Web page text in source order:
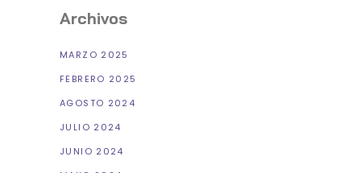
Archivos
MARZO 2025
FEBRERO 2025
AGOSTO 2024
JULIO 2024
JUNIO 2024